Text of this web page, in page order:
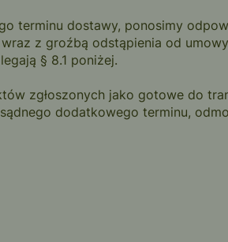
terminu dostawy, ponosimy
z groźbą odstąpienia od
§ 8.1 poniżej.
zgłoszonych jako gotowe do
dodatkowego terminu,